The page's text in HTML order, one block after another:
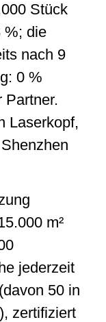
Stück
%; die
nach 9
0 %
Partner.
Laserkopf,
m²
jederzeit
50 in
zertifiziert